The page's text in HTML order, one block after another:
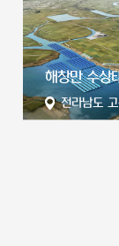
해창만 수상
전라남도